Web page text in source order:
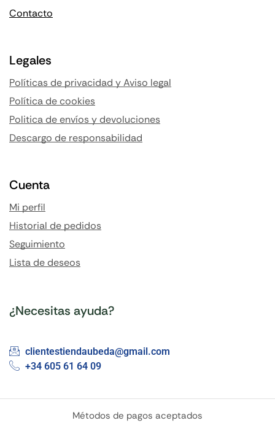
Contacto
Legales
Políticas de privacidad y Aviso legal
Política de cookies
Politica de envíos y devoluciones
Descargo de responsabilidad
Cuenta
Mi perfil
Historial de pedidos
Seguimiento
Lista de deseos
¿Necesitas ayuda?
clientestiendaubeda@gmail.com
+34 605 61 64 09
Métodos de pagos aceptados